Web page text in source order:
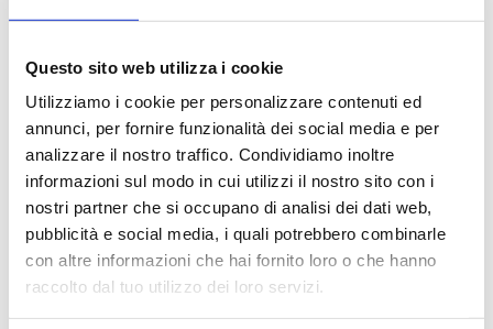
Questo sito web utilizza i cookie
Utilizziamo i cookie per personalizzare contenuti ed
annunci, per fornire funzionalità dei social media e per
analizzare il nostro traffico. Condividiamo inoltre
informazioni sul modo in cui utilizzi il nostro sito con i
nostri partner che si occupano di analisi dei dati web,
pubblicità e social media, i quali potrebbero combinarle
con altre informazioni che hai fornito loro o che hanno
raccolto dal tuo utilizzo dei loro servizi.
IT Consulting Planning
Managed IT Services
Security & Compliance
Data Backup & Recovery